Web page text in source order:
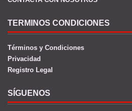
TERMINOS CONDICIONES
Términos y Condiciones
Privacidad
Registro Legal
SÍGUENOS